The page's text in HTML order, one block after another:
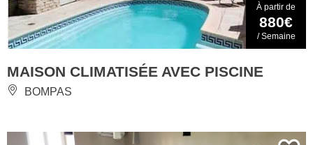
À partir de
880€
/ Semaine
MAISON CLIMATISÉE AVEC PISCINE
BOMPAS